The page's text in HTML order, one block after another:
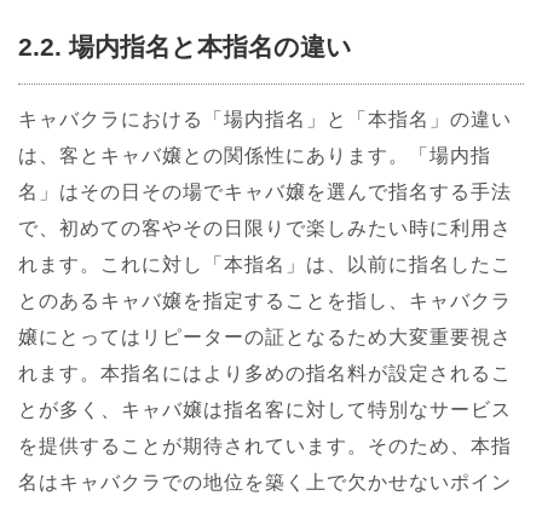
2.2. 場内指名と本指名の違い
キャバクラにおける「場内指名」と「本指名」の違い
は、客とキャバ嬢との関係性にあります。「場内指
名」はその日その場でキャバ嬢を選んで指名する手法
で、初めての客やその日限りで楽しみたい時に利用さ
れます。これに対し「本指名」は、以前に指名したこ
とのあるキャバ嬢を指定することを指し、キャバクラ
嬢にとってはリピーターの証となるため大変重要視さ
れます。本指名にはより多めの指名料が設定されるこ
とが多く、キャバ嬢は指名客に対して特別なサービス
を提供することが期待されています。そのため、本指
名はキャバクラでの地位を築く上で欠かせないポイン